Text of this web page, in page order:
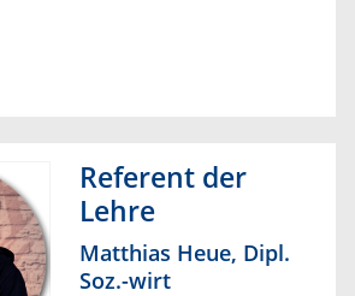
Referent der
Lehre
Matthias Heue, Dipl.
Soz.-wirt